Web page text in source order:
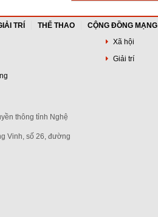
TRÍ THỂ THAO CỘNG ĐỒNG MẠNG
Xã hội
Giải trí
thông tỉnh Nghệ
Vinh, số 26, đường